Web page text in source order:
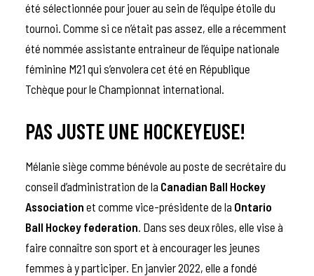
été sélectionnée pour jouer au sein de l’équipe étoile du
tournoi. Comme si ce n’était pas assez, elle a récemment
été nommée assistante entraineur de l’équipe nationale
féminine M21 qui s’envolera cet été en République
Tchèque pour le Championnat international.
PAS JUSTE UNE HOCKEYEUSE!
Mélanie siège comme bénévole au poste de secrétaire du
conseil d’administration de la Canadian Ball Hockey
Association et comme vice-présidente de la Ontario
Ball Hockey federation. Dans ses deux rôles, elle vise à
faire connaître son sport et à encourager les jeunes
femmes à y participer. En janvier 2022, elle a fondé